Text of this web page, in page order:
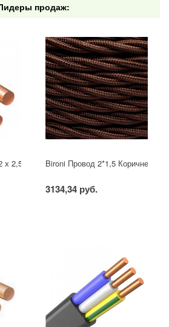
продаж:
2,5 ГОСТ Bironi Провод 2*1,5 Коричневый
3134,34 руб.